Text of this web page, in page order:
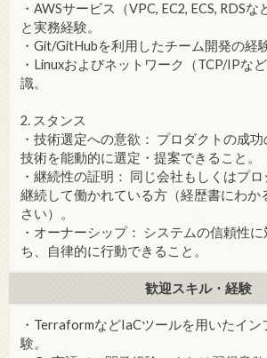
・AWSサービス（VPC, EC2, ECS, RDS
と実務経験。
・Git/GitHubを利用したチーム開発の経験
・Linuxおよびネットワーク（TCP/IPな
識。
2. スタンス
・技術選定への意欲： プロダクトの成
技術を能動的に選定・提案できること。
・継続性の証明： 同じ会社もしくはプ
継続して働かれている方（経歴書にわか
さい）。
・オーナーシップ： システムの信頼性
ち、自律的に行動できること。
歓迎スキル・経験
・TerraformなどIaCツールを用いたイン
験。